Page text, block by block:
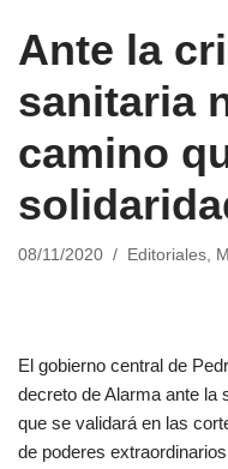
Ante la
sanitaria
camino
08/11/2020 Editoriales,
El gobierno central de
decreto de Alarma ante la
que se validará en las
de poderes